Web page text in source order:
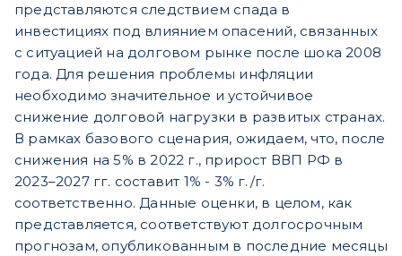
представляются следствием спада в
инвестициях под влиянием опасений, связанных
с ситуацией на долговом рынке после шока 2008
года. Для решения проблемы инфляции
необходимо значительное и устойчивое
снижение долговой нагрузки в развитых странах.
В рамках базового сценария, ожидаем, что, после
снижения на 5% в 2022 г., прирост ВВП РФ в
2023–2027 гг. составит 1% - 3% г./г.
соответственно. Данные оценки, в целом, как
представляется, соответствуют долгосрочным
прогнозам, опубликованным в последние месяцы